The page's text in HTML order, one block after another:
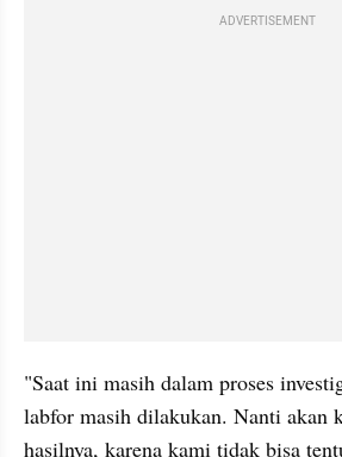
ADVERTISEMENT
"Saat ini masih dalam proses
labfor masih dilakukan. Nanti akan
hasilnya, karena kami tidak bisa